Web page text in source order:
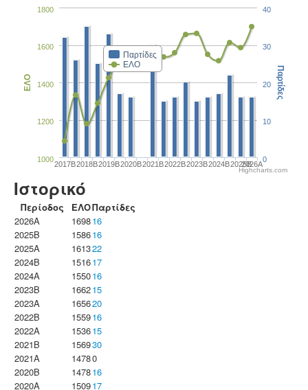
Παρτίδες
ΕΛΟ
2017B2018B2019B2020B2021B2022B2023B2024B2025B2026A
1000
1200
1400
1600
1800
ΕΛΟ
0
10
20
30
40
Παρτίδες
Highcharts.com
Ιστορικό
Περίοδος ΕΛΟΠαρτίδες
2026A
169816
2025B
158616
2025A
161322
2024B
151617
2024A
155016
2023B
166215
2023Α
165620
2022B
155916
2022A
153615
2021B
156930
2021A
14780
2020B
147816
2020A
150917